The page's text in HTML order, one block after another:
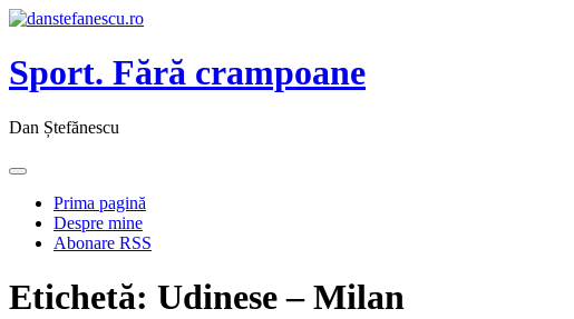
Sport. Fără crampoane
Dan Ștefănescu
Prima pagină
Despre mine
Abonare RSS
Etichetă: Udinese – Milan